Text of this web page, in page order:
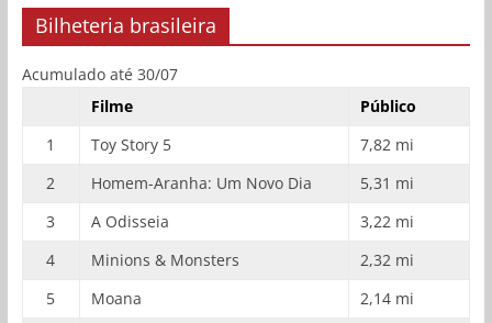
Bilheteria brasileira
Acumulado até 30/07
Filme
Público
1
Toy Story 5
7,82 mi
2
Homem-Aranha: Um Novo Dia
5,31 mi
3
A Odisseia
3,22 mi
4
Minions & Monsters
2,32 mi
5
Moana
2,14 mi